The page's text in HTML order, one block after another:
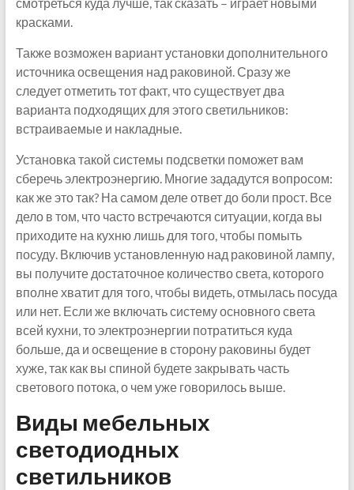
красками.
Также возможен вариант установки дополнительного
источника освещения над раковиной. Сразу же
следует отметить тот факт, что существует два
варианта подходящих для этого светильников:
встраиваемые и накладные.
Установка такой системы подсветки поможет вам
сберечь электроэнергию. Многие зададутся вопросом:
как же это так? На самом деле ответ до боли прост. Все
дело в том, что часто встречаются ситуации, когда вы
приходите на кухню лишь для того, чтобы помыть
посуду. Включив установленную над раковиной лампу,
вы получите достаточное количество света, которого
вполне хватит для того, чтобы видеть, отмылась посуда
или нет. Если же включать систему основного света
всей кухни, то электроэнергии потратиться куда
больше, да и освещение в сторону раковины будет
хуже, так как вы спиной будете закрывать часть
светового потока, о чем уже говорилось выше.
Виды мебельных
светодиодных
светильников